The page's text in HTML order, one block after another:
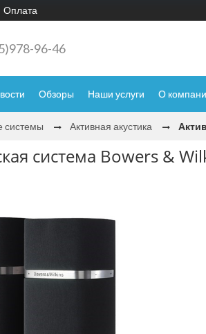
Оплата
96-46
Обзоры Наши услуги О
системы Активная акустика
система Bowers &